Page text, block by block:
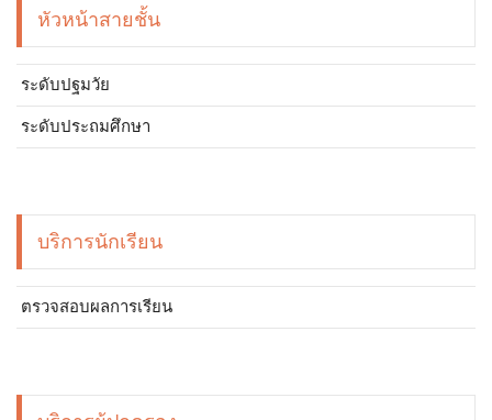
หัวหน้าสายชั้น
ระดับปฐมวัย
ระดับประถมศึกษา
บริการนักเรียน
ตรวจสอบผลการเรียน